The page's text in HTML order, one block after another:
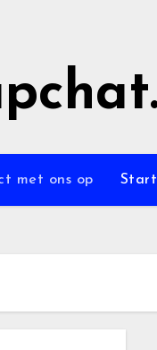
met ons op